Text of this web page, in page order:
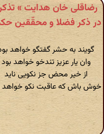
رضاقلی خان هدایت »
در ذکر فضلا و محقّقین حکما » بخش ۳۱
گویند به حشر گفتگو خواهد
وان یار عزیز تندخو خواهد بود
از خیر محض جز نکویی ناید
خوش باش که عاقبت نکو خواهد